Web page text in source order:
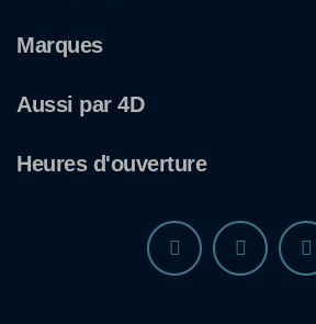
Marques
Aussi par 4D
Heures d'ouverture